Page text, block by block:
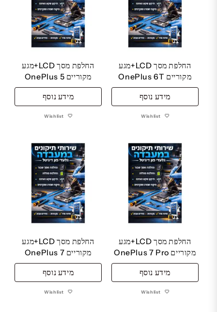
החלפת מסך LCD+מגע
מקוריים OnePlus 5
מידע נוסף
Wishlist
החלפת מסך LCD+מגע
מקוריים OnePlus 6T
מידע נוסף
Wishlist
החלפת מסך LCD+מגע
מקוריים OnePlus 7
מידע נוסף
Wishlist
החלפת מסך LCD+מגע
מקוריים OnePlus 7 Pro
מידע נוסף
Wishlist